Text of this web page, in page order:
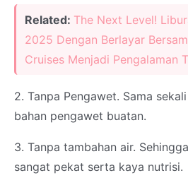
Related: The Next Level!
2025 Dengan Berlayar
Cruises Menjadi Pengalaman
2. Tanpa Pengawet. Sama
bahan pengawet buatan.
3. Tanpa tambahan air.
sangat pekat serta kaya nutrisi.